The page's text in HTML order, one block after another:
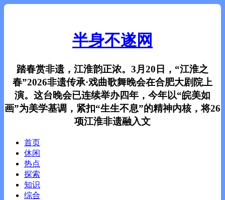
半身不遂网
踏春赏非遗，江淮韵正浓。3月20日，“江淮之
春”2026非遗传承·戏曲歌舞晚会在合肥大剧院上
演。这台晚会已连续举办四年，今年以“皖美如
画”为美学基调，紧扣“生生不息”的精神内核，将26
项江淮非遗融入文
首页
休闲
热点
探索
知识
综合